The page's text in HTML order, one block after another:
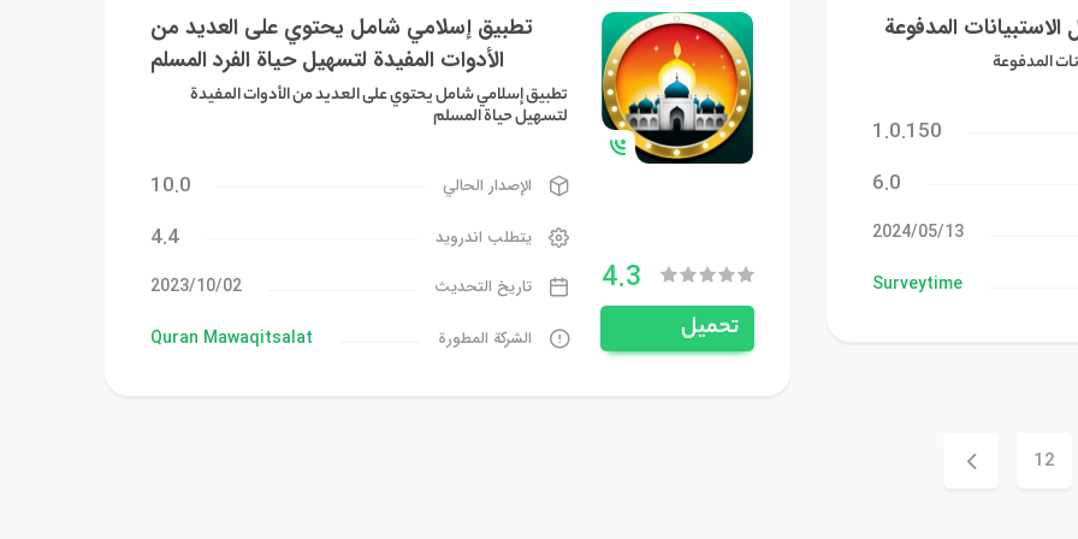
المدفوعة
المدفوعة
1.0.150
6.0
13‏/05‏/2024
Surveytime
4.3
تحميل
تطبيق إسلامي شامل يحتوي على العديد من
الأدوات المفيدة لتسهيل حياة الفرد المسلم
تطبيق إسلامي شامل يحتوي على العديد من الأدوات المفيدة
لتسهيل حياة المسلم
الإصدار الحالي 10.0
يتطلب اندرويد 4.4
تاريخ التحديث 02‏/10‏/2023
الشركة المطورة Quran Mawaqitsalat
12